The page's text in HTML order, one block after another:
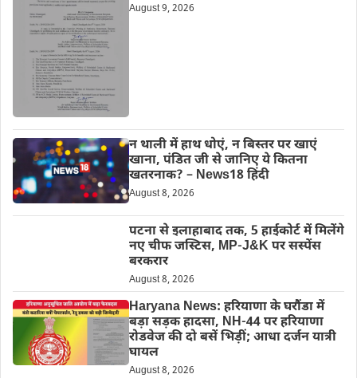
August 9, 2026
न थाली में हाथ धोएं, न बिस्तर पर खाएं
खाना, पंडित जी से जानिए ये कितना
खतरनाक? – News18 हिंदी
August 8, 2026
पटना से इलाहाबाद तक, 5 हाईकोर्ट में मिलेंगे
नए चीफ जस्टिस, MP-J&K पर सस्पेंस
बरकरार
August 8, 2026
Haryana News: हरियाणा के घरौंडा में
बड़ा सड़क हादसा, NH-44 पर हरियाणा
रोडवेज की दो बसें भिड़ीं; आधा दर्जन यात्री
घायल
August 8, 2026